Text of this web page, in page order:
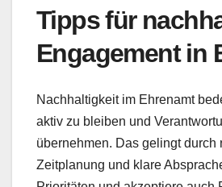
Tipps für
Engagement in
Nachhaltigkeit im Ehrenamt
aktiv zu bleiben und
übernehmen. Das gelingt durch
Zeitplanung und klare